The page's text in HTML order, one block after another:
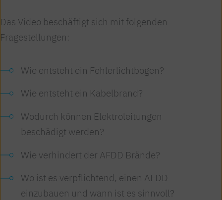
Das Video beschäftigt sich mit folgenden
Fragestellungen:
Wie entsteht ein Fehlerlichtbogen?
Wie entsteht ein Kabelbrand?
Wodurch können Elektroleitungen
beschädigt werden?
Wie verhindert der AFDD Brände?
Wo ist es verpflichtend, einen AFDD
einzubauen und wann ist es sinnvoll?